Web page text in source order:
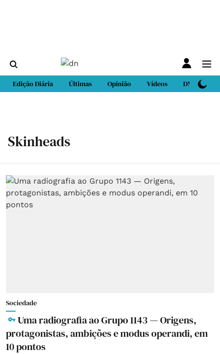
Edição Diária Últimas Opinião Vídeos DN Sport
Skinheads
Sociedade
Uma radiografia ao Grupo 1143 — Origens,
protagonistas, ambições e modus operandi, em
10 pontos